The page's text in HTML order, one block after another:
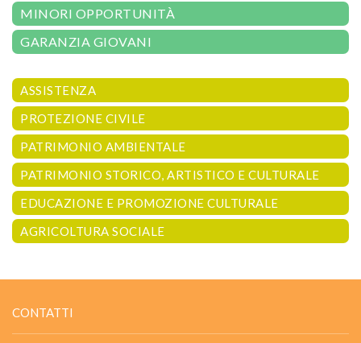
MINORI OPPORTUNITÀ
GARANZIA GIOVANI
ASSISTENZA
PROTEZIONE CIVILE
PATRIMONIO AMBIENTALE
PATRIMONIO STORICO, ARTISTICO E CULTURALE
EDUCAZIONE E PROMOZIONE CULTURALE
AGRICOLTURA SOCIALE
CONTATTI